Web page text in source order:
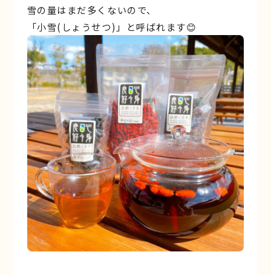
雪の量はまだ多くないので、
「⼩雪(しょうせつ)」と呼ばれます😊